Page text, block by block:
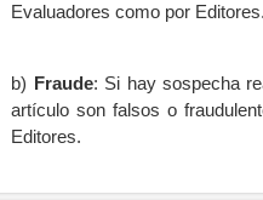
Evaluadores como por
b) Fraude: Si hay sospecha
artículo son falsos o
Editores.